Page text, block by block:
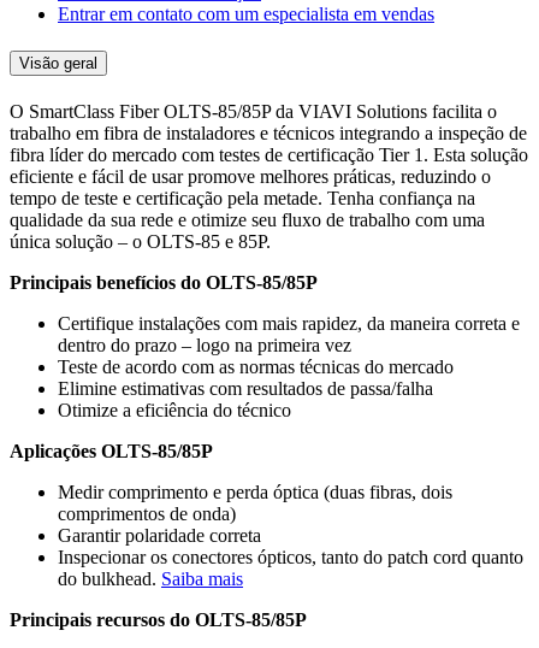
Entrar em contato com um especialista em vendas
Visão geral
O SmartClass Fiber OLTS-85/85P da VIAVI Solutions facilita o
trabalho em fibra de instaladores e técnicos integrando a inspeção de
fibra líder do mercado com testes de certificação Tier 1. Esta solução
eficiente e fácil de usar promove melhores práticas, reduzindo o
tempo de teste e certificação pela metade. Tenha confiança na
qualidade da sua rede e otimize seu fluxo de trabalho com uma
única solução – o OLTS-85 e 85P.
Principais benefícios do OLTS-85/85P
Certifique instalações com mais rapidez, da maneira correta e
dentro do prazo – logo na primeira vez
Teste de acordo com as normas técnicas do mercado
Elimine estimativas com resultados de passa/falha
Otimize a eficiência do técnico
Aplicações OLTS-85/85P
Medir comprimento e perda óptica (duas fibras, dois
comprimentos de onda)
Garantir polaridade correta
Inspecionar os conectores ópticos, tanto do patch cord quanto
do bulkhead. Saiba mais
Principais recursos do OLTS-85/85P